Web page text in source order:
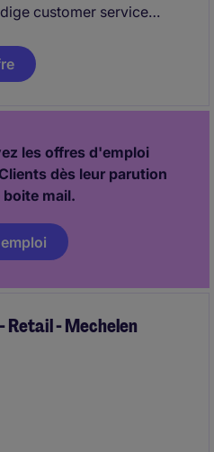
customer service
en logistiek binnen een
les offres d'emploi
dès leur parution
mail.
- Mechelen